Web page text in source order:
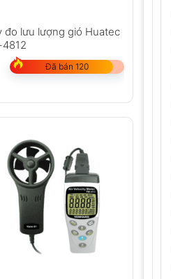
đo lưu lượng gió Huatec
Đã bán 120